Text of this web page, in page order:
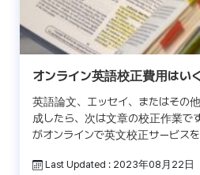
オンライン英語校正費用はい
英語論文、エッセイ、またはその
成したら、次は文章の校正作業で
がオンラインで英文校正サービス
るこ […]
Last Updated : 2023年08月22日